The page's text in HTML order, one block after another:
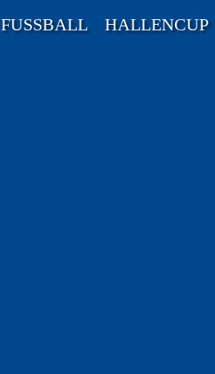
FUSSBALL HALLENCUP